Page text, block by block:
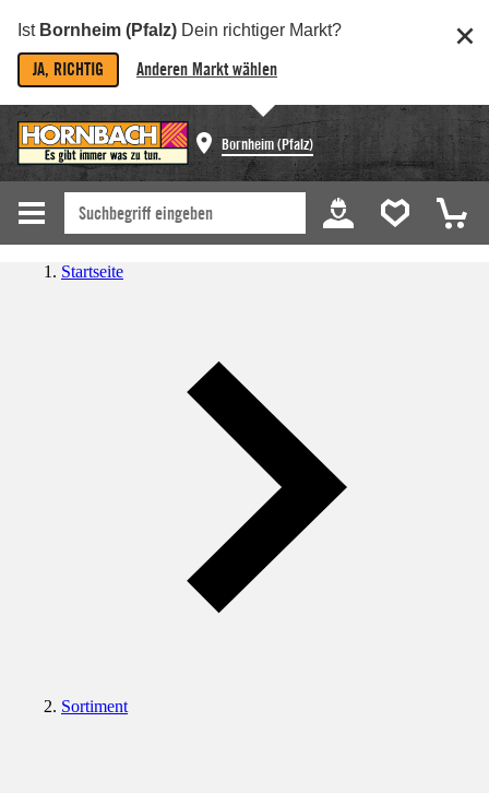
Ist Bornheim (Pfalz) Dein richtiger Markt?
JA, RICHTIG Anderen Markt wählen
Bornheim (Pfalz)
Startseite
Sortiment